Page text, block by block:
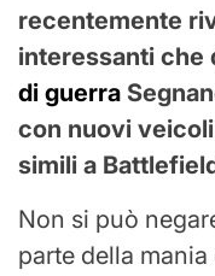
recentemente
interessanti che
di guerra
con nuovi
simili a
Non si può
parte della